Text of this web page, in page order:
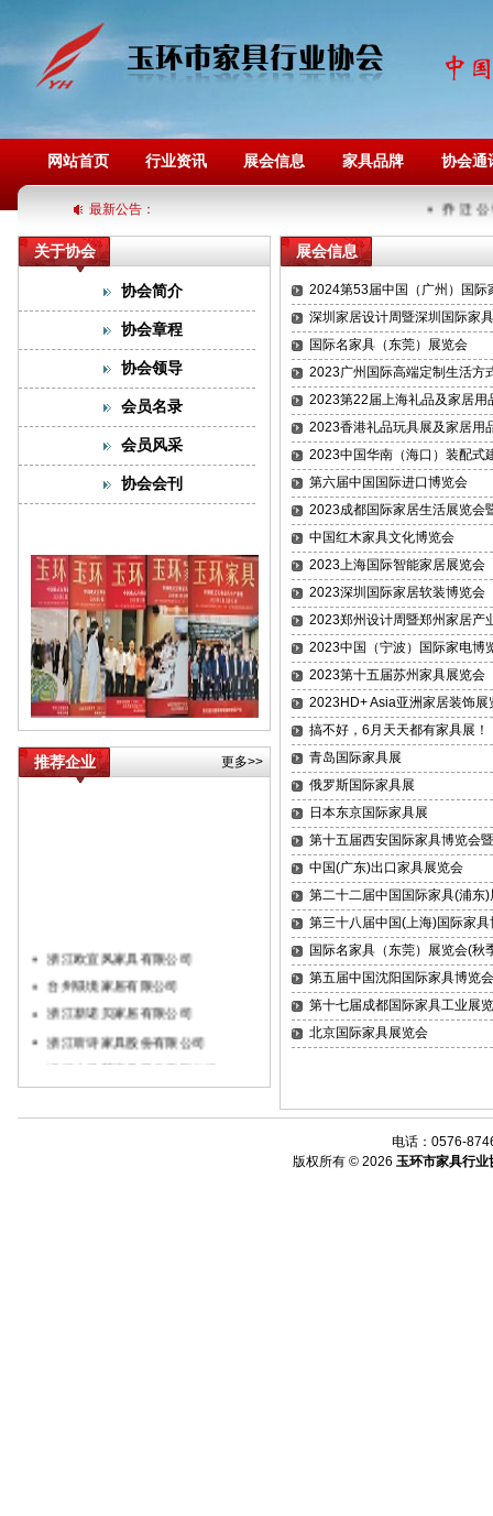
网站首页 行业资讯 展会信息 家具品牌 协会通
最新公告： 乔 迁 公
关于协会
协会简介
协会章程
协会领导
会员名录
会员风采
协会会刊
推荐企业 更多>>
浙江欧宜风家具有限公司
台州镁境家居有限公司
浙江新诺贝家居有限公司
浙江听诗家具股份有限公司
浙江大风范家具股份有限公司...
浙江澳利达家具有限公司
浙江晟洋家具有限公司
展会信息
2024第53届中国（广州）国际
深圳家居设计周暨深圳国际家
国际名家具（东莞）展览会
2023广州国际高端定制生活方
2023第22届上海礼品及家居用
2023香港礼品玩具展及家居用
2023中国华南（海口）装配式
第六届中国国际进口博览会
2023成都国际家居生活展览会
中国红木家具文化博览会
2023上海国际智能家居展览会
2023深圳国际家居软装博览会
2023郑州设计周暨郑州家居产
2023中国（宁波）国际家电博
2023第十五届苏州家具展览会
2023HD+ Asia亚洲家居装饰展
搞不好，6月天天都有家具展！
青岛国际家具展
俄罗斯国际家具展
日本东京国际家具展
第十五届西安国际家具博览会
中国(广东)出口家具展览会
第二十二届中国国际家具(浦东)
第三十八届中国(上海)国际家具
国际名家具（东莞）展览会(秋
第五届中国沈阳国际家具博览会
第十七届成都国际家具工业展
北京国际家具展览会
电话：0576-
版权所有 © 2026 玉环市家具行业